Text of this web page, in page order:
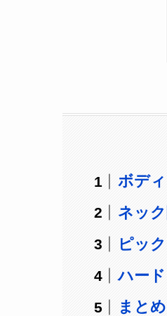
ボディ
ネッ
ピッ
ハー
まとめ